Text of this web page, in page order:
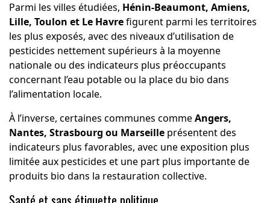
Parmi les villes étudiées, Hénin-Beaumont, Amiens,
Lille, Toulon et Le Havrefigurent parmi les territoires
les plus exposés, avec des niveaux d’utilisation de
pesticides nettement supérieurs à la moyenne
nationale ou des indicateurs plus préoccupants
concernant l’eau potable ou la place du bio dans
l’alimentation locale.
À l’inverse, certaines communes commeAngers,
Nantes, Strasbourg ou Marseilleprésentent des
indicateurs plus favorables, avec une exposition plus
limitée aux pesticides et une part plus importante de
produits bio dans la restauration collective.